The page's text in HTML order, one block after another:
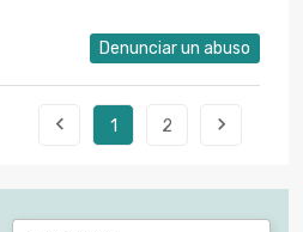
Denunciar un abuso
 1 2 